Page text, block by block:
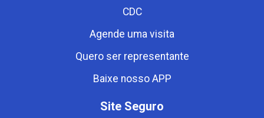
CDC
Agende uma visita
Quero ser representante
Baixe nosso APP
Site Seguro